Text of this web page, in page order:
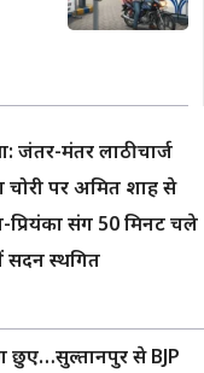
जंतर-मंतर लाठीचार्ज
चोरी पर अमित शाह से
प्रियंका संग 50 मिनट चले
सदन स्थगित
छुए…सुल्तानपुर से BJP